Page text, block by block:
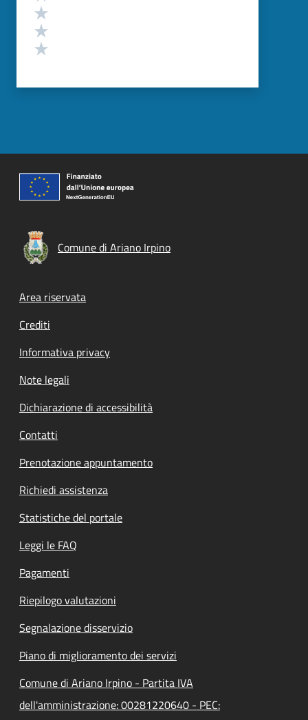
Comune di Ariano Irpino
Footer menu
Area riservata
Crediti
Informativa privacy
Note legali
Dichiarazione di accessibilità
Contatti
Prenotazione appuntamento
Richiedi assistenza
Statistiche del portale
Leggi le FAQ
Pagamenti
Riepilogo valutazioni
Segnalazione disservizio
Piano di miglioramento dei servizi
Comune di Ariano Irpino - Partita IVA
dell'amministrazione: 00281220640 - PEC: